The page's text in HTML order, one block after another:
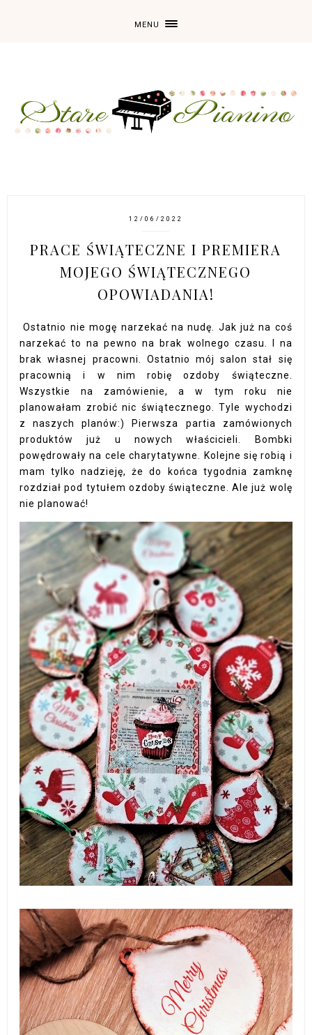
MENU
12/06/2022
PRACE ŚWIĄTECZNE I PREMIERA
MOJEGO ŚWIĄTECZNEGO
OPOWIADANIA!
Ostatnio nie mogę narzekać na nudę. Jak już na coś
narzekać to na pewno na brak wolnego czasu. I na
brak własnej pracowni. Ostatnio mój salon stał się
pracownią i w nim robię ozdoby świąteczne.
Wszystkie na zamówienie, a w tym roku nie
planowałam zrobić nic świątecznego. Tyle wychodzi
z naszych planów:) Pierwsza partia zamówionych
produktów już u nowych właścicieli. Bombki
powędrowały na cele charytatywne. Kolejne się robią i
mam tylko nadzieję, że do końca tygodnia zamknę
rozdział pod tytułem ozdoby świąteczne. Ale już wolę
nie planować!